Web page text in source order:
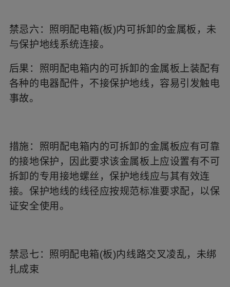
禁忌六：照明配电箱(板)内可拆卸的金属板，未
与保护地线系统连接。
后果：照明配电箱内的可拆卸的金属板上装配有
各种的电器配件，不接保护地线，容易引发触电
事故。
措施：照明配电箱内的可拆卸的金属板应有可靠
的接地保护，因此要求该金属板上应设置有不可
拆卸的专用接地螺丝，保护地线应与其有效连
接。保护地线的线径应按规范标准要求配，以保
证安全使用。
禁忌七：照明配电箱(板)内线路交叉凌乱，未绑
扎成束